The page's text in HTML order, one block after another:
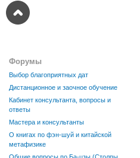
Форумы
Выбор благоприятных дат
Дистанционное и заочное обучение
Кабинет консультанта, вопросы и
ответы
Мастера и консультанты
О книгах по фэн-шуй и китайской
метафизике